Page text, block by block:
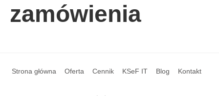
zamówienia
Strona główna Oferta Cennik KSeF IT Blog Kontakt